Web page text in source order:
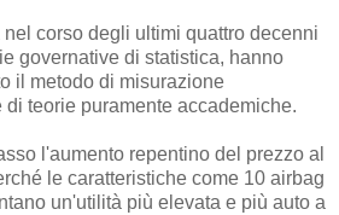
nel corso degli ultimi quattro decenni
governative di statistica, hanno
il metodo di misurazione
teorie puramente accademiche.
l'aumento repentino del prezzo al
le caratteristiche come 10 airbag
un'utilità più elevata e più auto a